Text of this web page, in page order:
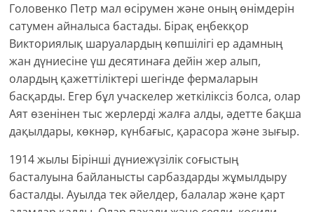
Головенко Петр мал өсірумен және оның өнімдерін
сатумен айналыса бастады. Бірақ еңбекқор
Викториялық шаруалардың көпшілігі ер адамның
жан дүниесіне үш десятинаға дейін жер алып,
олардың қажеттіліктері шегінде фермаларын
басқарды. Егер бұл учаскелер жеткіліксіз болса, олар
Аят өзенінен тыс жерлерді жалға алды, әдетте бақша
дақылдары, көкнәр, күнбағыс, қарасора және зығыр.
1914 жылы Бірінші дүниежүзілік соғыстың
басталуына байланысты сарбаздарды жұмылдыру
басталды. Ауылда тек әйелдер, балалар және қарт